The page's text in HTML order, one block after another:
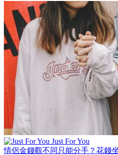
Just For You
情侶金錢觀不同只能分手？花錢